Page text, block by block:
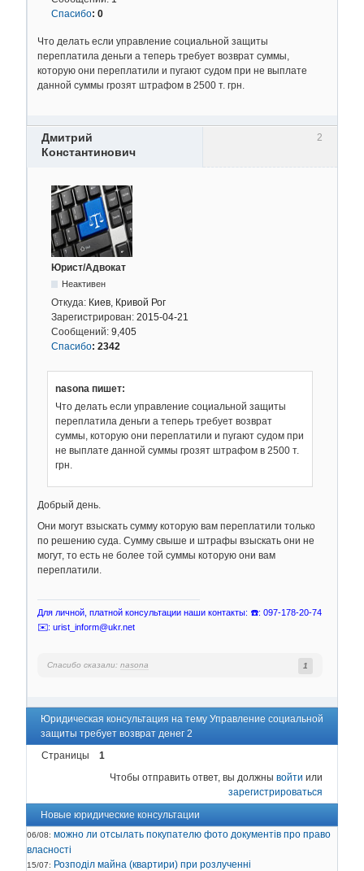
Спасибо: 0
Что делать если управление социальной защиты
переплатила деньги а теперь требует возврат суммы,
которую они переплатили и пугают судом при не выплате
данной суммы грозят штрафом в 2500 т. грн.
2
Дмитрий
Константинович
Юрист/Адвокат
Неактивен
Откуда: Киев, Кривой Рог
Зарегистрирован: 2015-04-21
Сообщений: 9,405
Спасибо: 2342
nasona пишет:
Что делать если управление социальной защиты
переплатила деньги а теперь требует возврат
суммы, которую они переплатили и пугают судом при
не выплате данной суммы грозят штрафом в 2500 т.
грн.
Добрый день.
Они могут взыскать сумму которую вам переплатили только
по решению суда. Сумму свыше и штрафы взыскать они не
могут, то есть не более той суммы которую они вам
переплатили.
Для личной, платной консультации наши контакты: ☎️: 097-178-20-74
✉️: urist_inform@ukr.net
Спасибо сказали: nasona 1
Юридическая консультация на тему Управление социальной
защиты требует возврат денег 2
Страницы
1
Чтобы отправить ответ, вы должны войти или
зарегистрироваться
Новые юридические консультации
06/08: можно ли отсылать покупателю фото документів про право
власності
15/07: Розподіл майна (квартири) при розлученні